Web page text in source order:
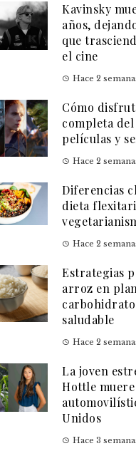
Kavinsky
años,
que
el cine
Hace 2
Cómo
completa
películas y
Hace 2
Diferencias
dieta
Hace 2
Estrategias
arroz en
saludable
Hace 2
La joven
Hottle
Unidos
Hace 3